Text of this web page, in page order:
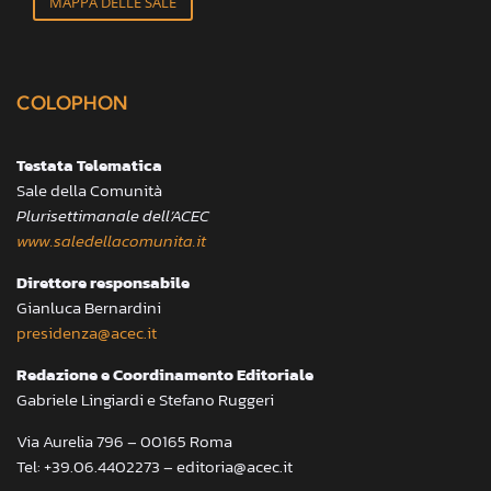
COLOPHON
Testata Telematica
Sale della Comunità
Plurisettimanale dell’ACEC
www.saledellacomunita.it
Direttore responsabile
Gianluca Bernardini
presidenza@acec.it
Redazione e Coordinamento Editoriale
Gabriele Lingiardi e Stefano Ruggeri
Via Aurelia 796 – 00165 Roma
Tel: +39.06.4402273 – editoria@acec.it